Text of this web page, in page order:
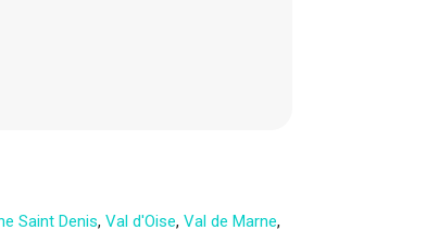
Saint Denis, Val d'Oise, Val de Marne,